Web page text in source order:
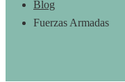
Blog
Fuerzas Armadas